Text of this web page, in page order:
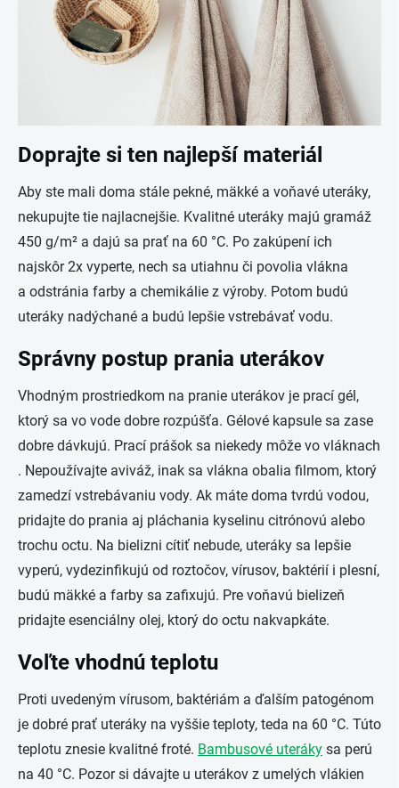
Doprajte si ten najlepší materiál
Aby ste mali doma stále pekné, mäkké a voňavé uteráky,
nekupujte tie najlacnejšie. Kvalitné uteráky majú gramáž
450 g/m² a dajú sa prať na 60 °C. Po zakúpení ich
najskôr 2x vyperte, nech sa utiahnu či povolia vlákna
a odstránia farby a chemikálie z výroby. Potom budú
uteráky nadýchané a budú lepšie vstrebávať vodu.
Správny postup prania uterákov
Vhodným prostriedkom na pranie uterákov je prací gél,
ktorý sa vo vode dobre rozpúšťa. Gélové kapsule sa zase
dobre dávkujú. Prací prášok sa niekedy môže vo vláknach
. Nepoužívajte aviváž, inak sa vlákna obalia filmom, ktorý
zamedzí vstrebávaniu vody. Ak máte doma tvrdú vodou,
pridajte do prania aj pláchania kyselinu citrónovú alebo
trochu octu. Na bielizni cítiť nebude, uteráky sa lepšie
vyperú, vydezinfikujú od roztočov, vírusov, baktérií i plesní,
budú mäkké a farby sa zafixujú. Pre voňavú bielizeň
pridajte esenciálny olej, ktorý do octu nakvapkáte.
Voľte vhodnú teplotu
Proti uvedeným vírusom, baktériám a ďalším patogénom
je dobré prať uteráky na vyššie teploty, teda na 60 °C. Túto
teplotu znesie kvalitné froté. Bambusové uteráky sa perú
na 40 °C. Pozor si dávajte u uterákov z umelých vlákien